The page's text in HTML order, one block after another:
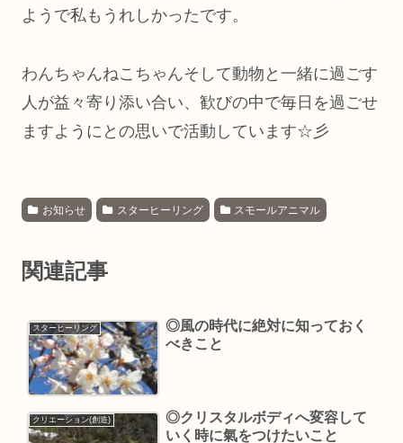
ようで私もうれしかったです。
わんちゃんねこちゃんそして動物と一緒に過ごす
人が益々寄り添い合い、歓びの中で毎日を過ごせ
ますようにとの思いで活動しています☆彡
お知らせ スターヒーリング スモールアニマル
関連記事
スターヒーリング
◎風の時代に絶対に知っておく
べきこと
クリエーション(創造)
◎クリスタルボディへ変容して
いく時に氣をつけたいこと